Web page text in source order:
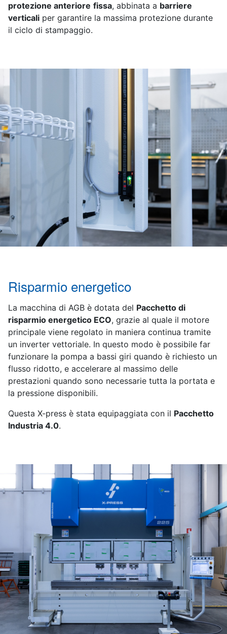
protezione anteriore fissa, abbinata a barriere
verticali per garantire la massima protezione durante
il ciclo di stampaggio.
Risparmio energetico
La macchina di AGB è dotata del Pacchetto di
risparmio energetico ECO, grazie al quale il motore
principale viene regolato in maniera continua tramite
un inverter vettoriale. In questo modo è possibile far
funzionare la pompa a bassi giri quando è richiesto un
flusso ridotto, e accelerare al massimo delle
prestazioni quando sono necessarie tutta la portata e
la pressione disponibili.
Questa X-press è stata equipaggiata con il Pacchetto
Industria 4.0.